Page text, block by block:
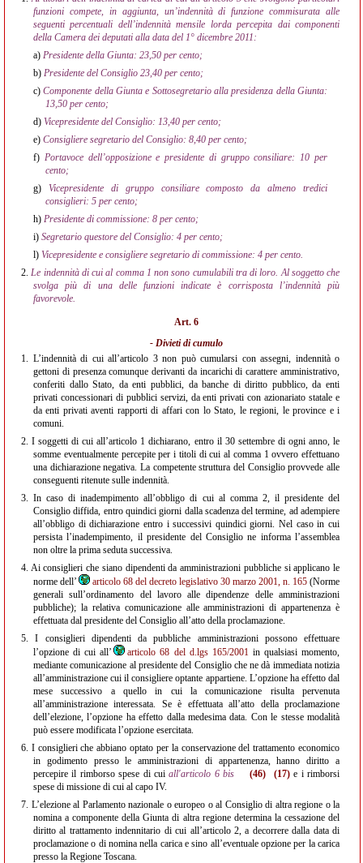
funzioni compete, in aggiunta, un’indennità di funzione commisurata alle
seguenti percentuali dell’indennità mensile lorda percepita dai componenti
della Camera dei deputati alla data del 1° dicembre 2011:
a) Presidente della Giunta: 23,50 per cento;
b) Presidente del Consiglio 23,40 per cento;
c) Componente della Giunta e Sottosegretario alla presidenza della Giunta:
13,50 per cento;
d) Vicepresidente del Consiglio: 13,40 per cento;
e) Consigliere segretario del Consiglio: 8,40 per cento;
f) Portavoce dell’opposizione e presidente di gruppo consiliare: 10 per
cento;
g)
Vicepresidente di gruppo consiliare composto da almeno tredici
consiglieri: 5 per cento;
h) Presidente di commissione: 8 per cento;
i) Segretario questore del Consiglio: 4 per cento;
l) Vicepresidente e consigliere segretario di commissione: 4 per cento.
2. Le indennità di cui al comma 1 non sono cumulabili tra di loro. Al soggetto che
svolga più di una delle funzioni indicate è corrisposta l’indennità più
favorevole.
Art. 6
- Divieti di cumulo
1. L’indennità di cui all’articolo 3 non può cumularsi con assegni, indennità o
gettoni di presenza comunque derivanti da incarichi di carattere amministrativo,
conferiti dallo Stato, da enti pubblici, da banche di diritto pubblico, da enti
privati concessionari di pubblici servizi, da enti privati con azionariato statale e
da enti privati aventi rapporti di affari con lo Stato, le regioni, le province e i
comuni.
2. I soggetti di cui all’articolo 1 dichiarano, entro il 30 settembre di ogni anno, le
somme eventualmente percepite per i titoli di cui al comma 1 ovvero effettuano
una dichiarazione negativa. La competente struttura del Consiglio provvede alle
conseguenti ritenute sulle indennità.
3. In caso di inadempimento all’obbligo di cui al comma 2, il presidente del
Consiglio diffida, entro quindici giorni dalla scadenza del termine, ad adempiere
all’obbligo di dichiarazione entro i successivi quindici giorni. Nel caso in cui
persista l’inadempimento, il presidente del Consiglio ne informa l’assemblea
non oltre la prima seduta successiva.
4. Ai consiglieri che siano dipendenti da amministrazioni pubbliche si applicano le
norme dell’
articolo 68 del decreto legislativo 30 marzo 2001, n. 165 (Norme
generali sull’ordinamento del lavoro alle dipendenze delle amministrazioni
pubbliche); la relativa comunicazione alle amministrazioni di appartenenza è
effettuata dal presidente del Consiglio all’atto della proclamazione.
5. I consiglieri dipendenti da pubbliche amministrazioni possono effettuare
l’opzione di cui all’
articolo 68 del d.lgs 165/2001in qualsiasi momento,
mediante comunicazione al presidente del Consiglio che ne dà immediata notizia
all’amministrazione cui il consigliere optante appartiene. L’opzione ha effetto dal
mese successivo a quello in cui la comunicazione risulta pervenuta
all’amministrazione interessata. Se è effettuata all’atto della proclamazione
dell’elezione, l’opzione ha effetto dalla medesima data. Con le stesse modalità
può essere modificata l’opzione esercitata.
6. I consiglieri che abbiano optato per la conservazione del trattamento economico
in godimento presso le amministrazioni di appartenenza, hanno diritto a
percepire il rimborso spese di cuiall'articolo 6 bis (46) (17)e i rimborsi
spese di missione di cui al capo IV.
7. L’elezione al Parlamento nazionale o europeo o al Consiglio di altra regione o la
nomina a componente della Giunta di altra regione determina la cessazione del
diritto al trattamento indennitario di cui all’articolo 2, a decorrere dalla data di
proclamazione o di nomina nella carica e sino all’eventuale opzione per la carica
presso la Regione Toscana.